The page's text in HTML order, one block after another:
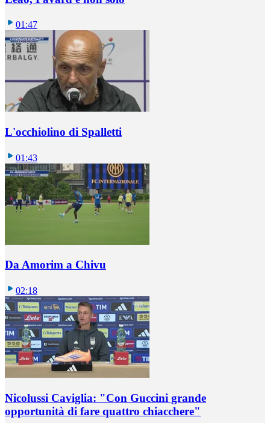
01:47
L'occhiolino di Spalletti
01:43
Da Amorim a Chivu
02:18
Nicolussi Caviglia: "Con Guccini grande
opportunità di fare quattro chiacchere"